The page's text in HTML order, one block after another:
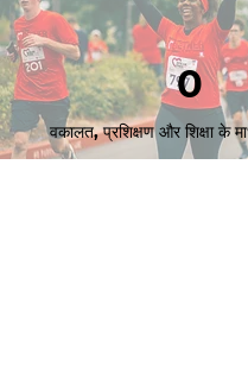
0
वकालत, प्रशिक्षण और शिक्षा के